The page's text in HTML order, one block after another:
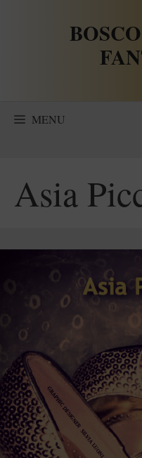
MENU
Asia